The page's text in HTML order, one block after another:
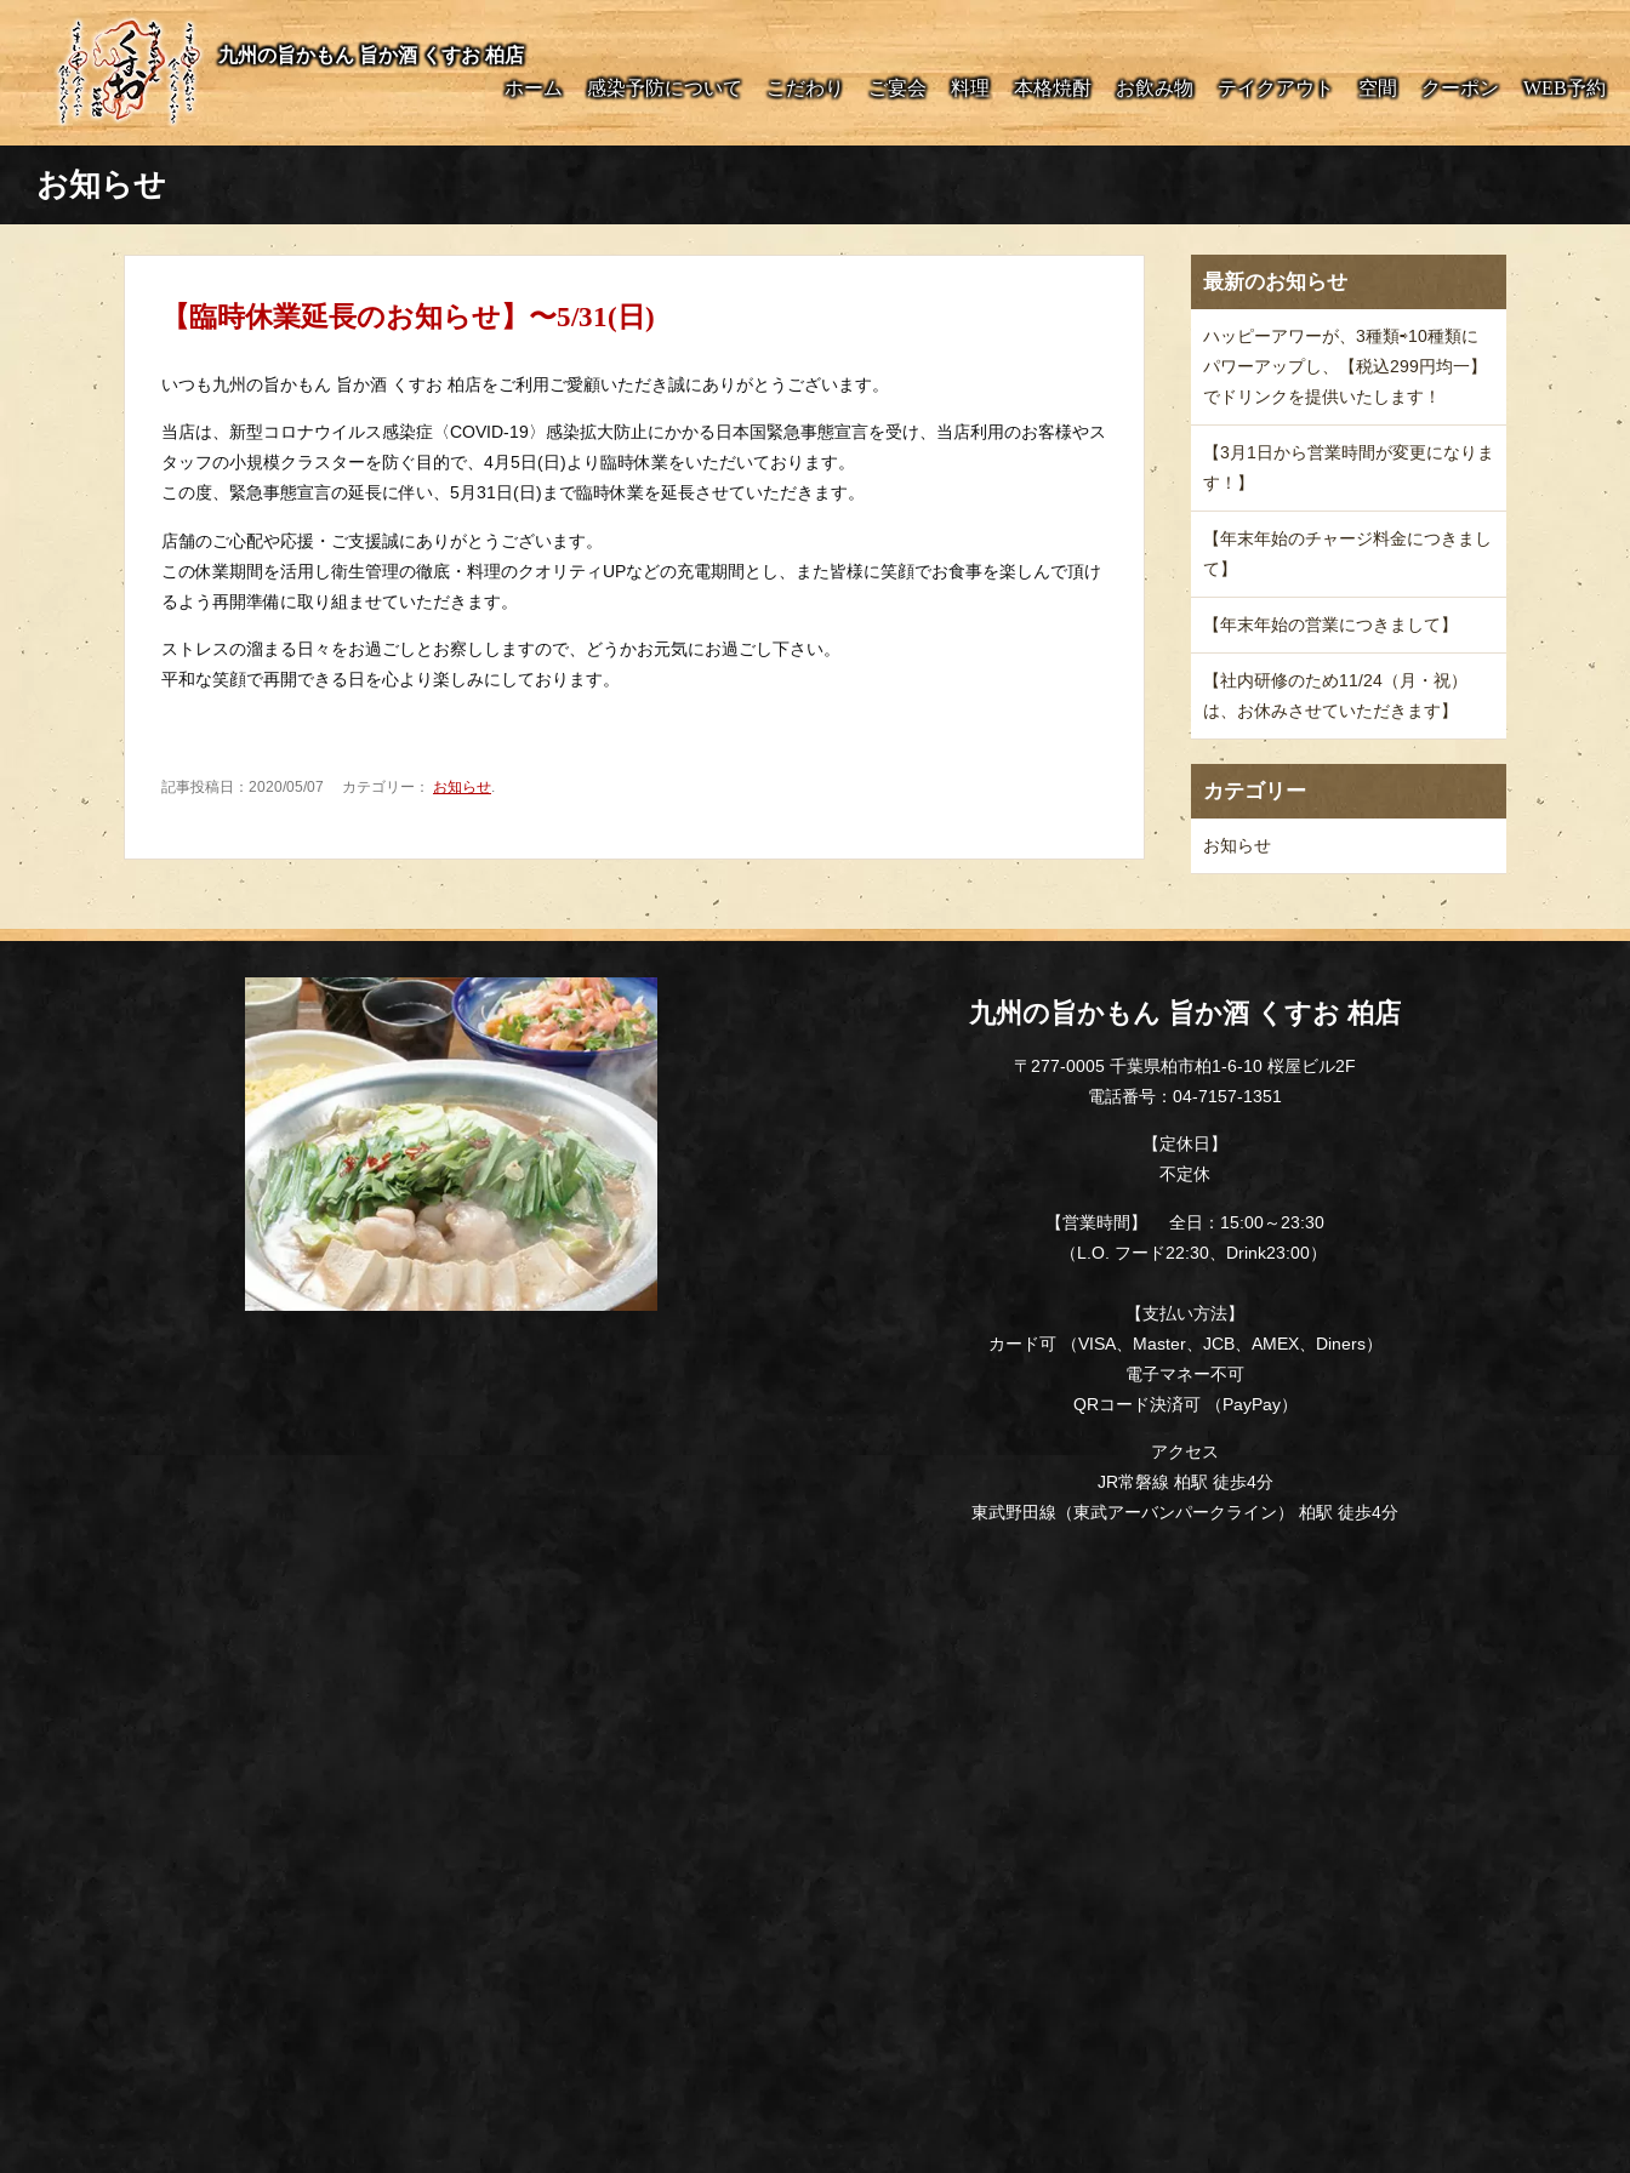
九州の旨かもん 旨か酒 くすお 柏店
ホーム
感染予防について こだわり ご宴会 料理 本格焼酎 お飲み物 テイクアウト 空間 クーポン WEB予約
お知らせ
【臨時休業延長のお知らせ】〜5/31(日)
いつも九州の旨かもん 旨か酒 くすお 柏店をご利用ご愛顧いただき誠にありがとうございます。
当店は、新型コロナウイルス感染症〈COVID-19〉感染拡大防止にかかる日本国緊急事態宣言を受け、当店利用のお客様やス
タッフの小規模クラスターを防ぐ目的で、4月5日(日)より臨時休業をいただいております。
この度、緊急事態宣言の延長に伴い、5月31日(日)まで臨時休業を延長させていただきます。
店舗のご心配や応援・ご支援誠にありがとうございます。
この休業期間を活用し衛生管理の徹底・料理のクオリティUPなどの充電期間とし、また皆様に笑顔でお食事を楽しんで頂け
るよう再開準備に取り組ませていただきます。
ストレスの溜まる日々をお過ごしとお察ししますので、どうかお元気にお過ごし下さい。
平和な笑顔で再開できる日を心より楽しみにしております。
記事投稿日：2020/05/07 カテゴリー： お知らせ
最新のお知らせ
ハッピーアワーが、3種類⇨10種類に
パワーアップし、【税込299円均一】
でドリンクを提供いたします！
【3月1日から営業時間が変更になりま
す！】
【年末年始のチャージ料金につきまし
て】
【年末年始の営業につきまして】
【社内研修のため11/24（月・祝）
は、お休みさせていただきます】
カテゴリー
お知らせ
九州の旨かもん 旨か酒 くすお 柏店
〒277-0005 千葉県柏市柏1-6-10 桜屋ビル2F
電話番号：04-7157-1351
【定休日】
不定休
【営業時間】 全日：15:00～23:30
（L.O. フード22:30、Drink23:00）
【支払い方法】
カード可 （VISA、Master、JCB、AMEX、Diners）
電子マネー不可
QRコード決済可 （PayPay）
アクセス
JR常磐線 柏駅 徒歩4分
東武野田線（東武アーバンパークライン） 柏駅 徒歩4分